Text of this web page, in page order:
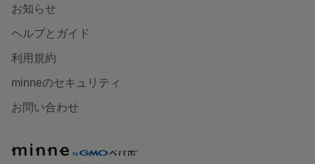
お知らせ
ヘルプとガイド
利用規約
minneのセキュリティ
お問い合わせ